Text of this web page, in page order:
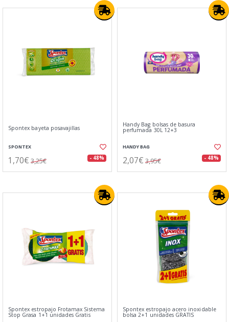
Spontex bayeta posavajillas
SPONTEX
1,70€ 3,25€ - 48%
Handy Bag bolsas de basura
perfumada 30L 12+3
HANDY BAG
2,07€ 3,95€ - 48%
Spontex estropajo Frotamax Sistema
Stop Grasa 1+1 unidades Gratis
Spontex estropajo acero inoxidable
bolsa 2+1 unidades GRATIS